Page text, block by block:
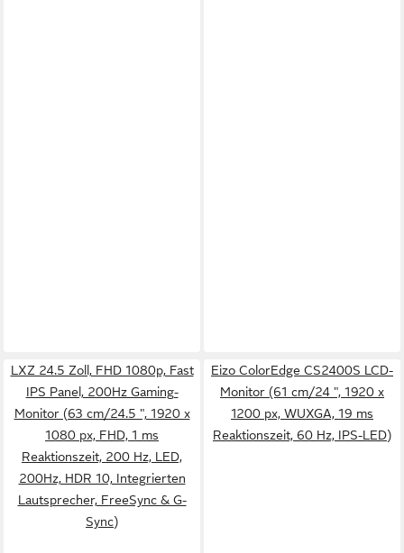
LXZ 24.5 Zoll, FHD 1080p, Fast
IPS Panel, 200Hz Gaming-
Monitor (63 cm/24.5 ", 1920 x
1080 px, FHD, 1 ms
Reaktionszeit, 200 Hz, LED,
200Hz, HDR 10, Integrierten
Lautsprecher, FreeSync & G-
Sync)
Eizo ColorEdge CS2400S LCD-
Monitor (61 cm/24 ", 1920 x
1200 px, WUXGA, 19 ms
Reaktionszeit, 60 Hz, IPS-LED)